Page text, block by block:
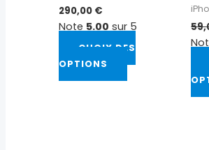
290,00 €
Note 5.00 sur 5
CHOIX DES
OPTIONS
du
produit